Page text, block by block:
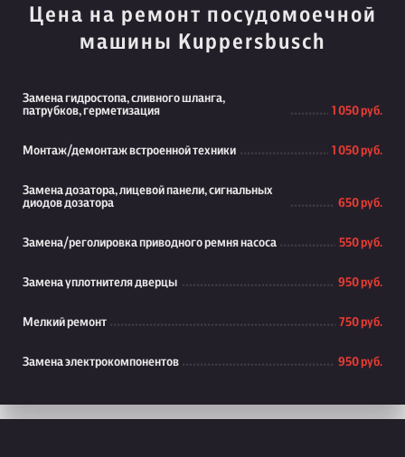
Цена на ремонт посудомоечной
машины Kuppersbusch
Замена гидростопа, сливного шланга,
патрубков, герметизация
1 050 руб.
Монтаж/демонтаж встроенной техники 1 050 руб.
Замена дозатора, лицевой панели, сигнальных
диодов дозатора
650 руб.
Замена/реголировка приводного ремня насоса 550 руб.
Замена уплотнителя дверцы 950 руб.
Мелкий ремонт 750 руб.
Замена электрокомпонентов 950 руб.